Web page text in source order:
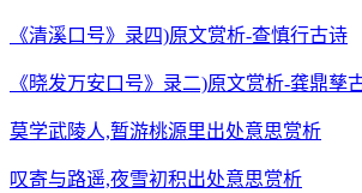
《清溪口号》录四)原文赏析-查慎行古诗
《晓发万安口号》录二)原文赏析-龚鼎孳
莫学武陵人,暂游桃源里出处意思赏析
叹寄与路遥,夜雪初积出处意思赏析